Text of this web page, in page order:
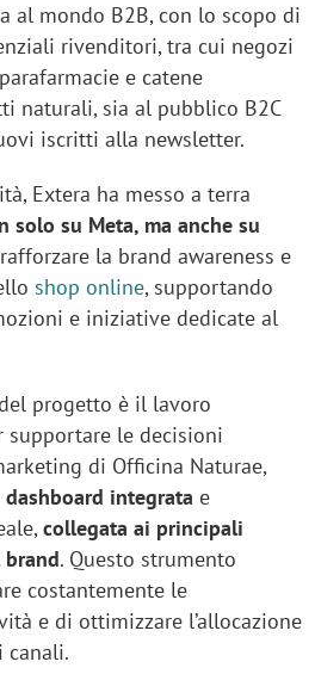
al mondo B2B, con lo scopo di
rivenditori, tra cui negozi
e catene
naturali, sia al pubblico B2C
iscritti alla newsletter.
Extera ha messo a terra
solo su Meta, ma anche su
la brand awareness e
shop online, supportando
e iniziative dedicate al
progetto è il lavoro
supportare le decisioni
di Officina Naturae,
dashboard integrata e
collegata ai principali
. Questo strumento
costantemente le
e di ottimizzare l’allocazione
canali.